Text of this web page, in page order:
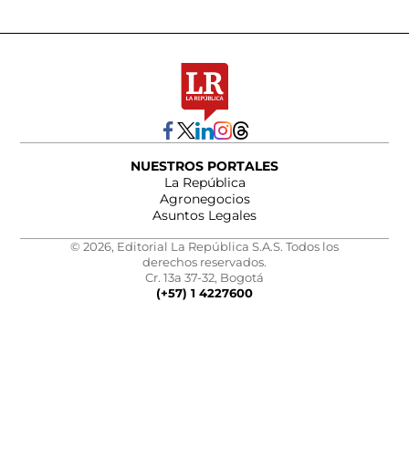
NUESTROS PORTALES
La República
Agronegocios
Asuntos Legales
© 2026, Editorial La República S.A.S. Todos los
derechos reservados.
Cr. 13a 37-32, Bogotá
(+57) 1 4227600